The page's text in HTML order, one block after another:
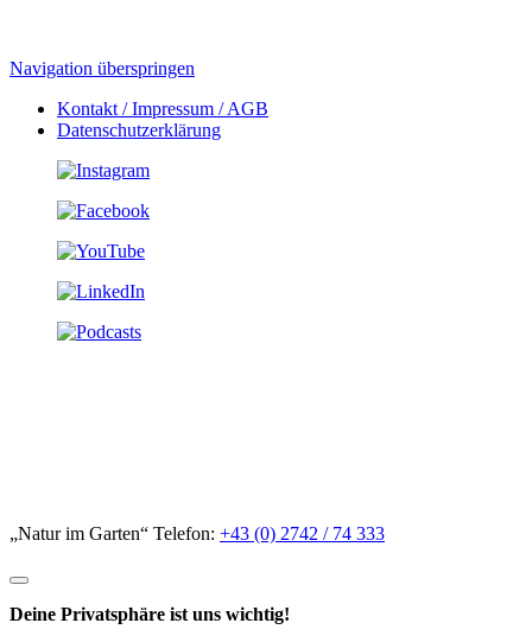
Navigation überspringen
Kontakt / Impressum / AGB
Datenschutzerklärung
„Natur im Garten“ Telefon: +43 (0) 2742 / 74 333
Deine Privatsphäre ist uns wichtig!